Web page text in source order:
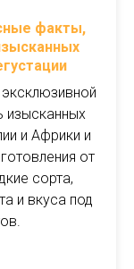
факты,
изысканных
и Африки и
от
сорта,
и вкуса под